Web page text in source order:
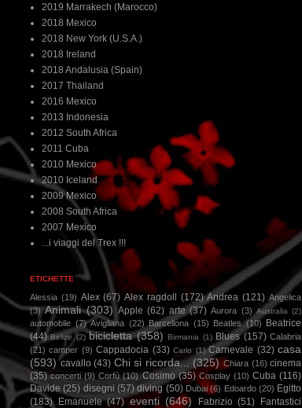
2019 Marrakech (Marocco)
2018 Mexico
2018 New York (U.S.A.)
2018 Ireland
2018 Andalusia (Spain)
2017 Thailand
2016 Mexico
2013 Indonesia
2012 South Africa
2011 Cuba
2010 Mexico
2010 Iceland
2009 Mexico
2008 South Africa
2007 Mexico
...i viaggi del Trex !!!
ETICHETTE
Alessia (19) Alex (67) Alex ragdoll (172) Andrea (121) Angelica
(3) Animali (303) Apple (62) arte (37) Aurora (3) Australia (2)
automobile (7) Avigliana (22) Barcellona (15) Beatles (10)
Beatrice
(44) Belize (2) bicicletta (358) Birmania (1) Blues (157) Calabria
(21) camper (9) Cappadocia (33) Carlo (1) Carnevale (32) casa
(593) cavallo (43) Chi si ricorda... (325) Chiara (16) cinema
(35) concerti (9) Corfù (10) Cosimo (35) Cosplay (10) Cuba (116)
Davide (25) disegni (57) diving (50) Dubai (6) Edoardo (20) Egitto
(183)
Emanuele (47) eventi (646) Fabrizio (51)
Fantastici